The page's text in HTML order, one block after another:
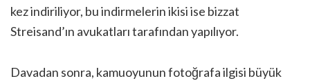
kez indiriliyor, bu indirmelerin ikisi ise bizzat
Streisand’ın avukatları tarafından yapılıyor.
Davadan sonra, kamuoyunun fotoğrafa ilgisi büyük